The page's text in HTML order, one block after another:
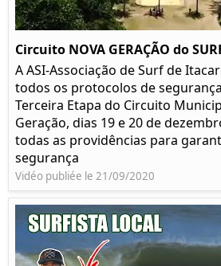
Circuito NOVA GERAÇÃO do
A ASI-Associação de Surf de
todos os protocolos de
Terceira Etapa do Circuito
Geração, dias 19 e 20 de
todas as providências para
segurança
Vidéo publiée le 21/09/2020